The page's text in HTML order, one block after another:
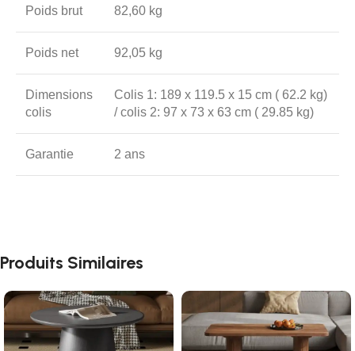
Poids brut 82,60 kg
Poids net 92,05 kg
Dimensions
colis
Colis 1: 189 x 119.5 x 15 cm ( 62.2 kg)
/ colis 2: 97 x 73 x 63 cm ( 29.85 kg)
Garantie 2 ans
Produits Similaires